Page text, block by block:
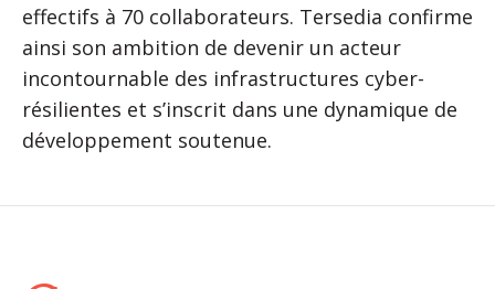
effectifs à 70 collaborateurs. Tersedia confirme
ainsi son ambition de devenir un acteur
incontournable des infrastructures cyber-
résilientes et s’inscrit dans une dynamique de
développement soutenue.